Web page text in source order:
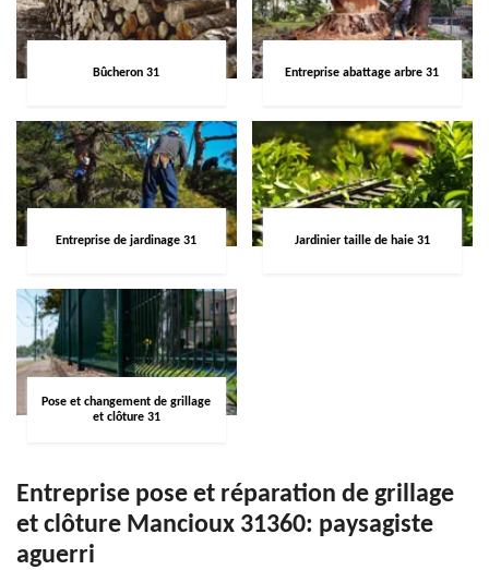
Bûcheron 31 Entreprise abattage arbre 31
Entreprise de jardinage 31 Jardinier taille de haie 31
Pose et changement de grillage
et clôture 31
Entreprise pose et réparation de grillage
et clôture Mancioux 31360: paysagiste
aguerri